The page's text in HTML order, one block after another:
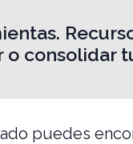
o consolidar
puedes